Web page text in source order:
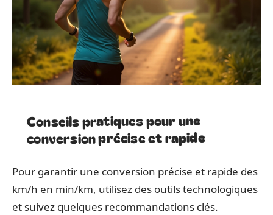
Conseils pratiques pour une
conversion précise et rapide
Pour garantir une conversion précise et rapide des
km/h en min/km, utilisez des outils technologiques
et suivez quelques recommandations clés.